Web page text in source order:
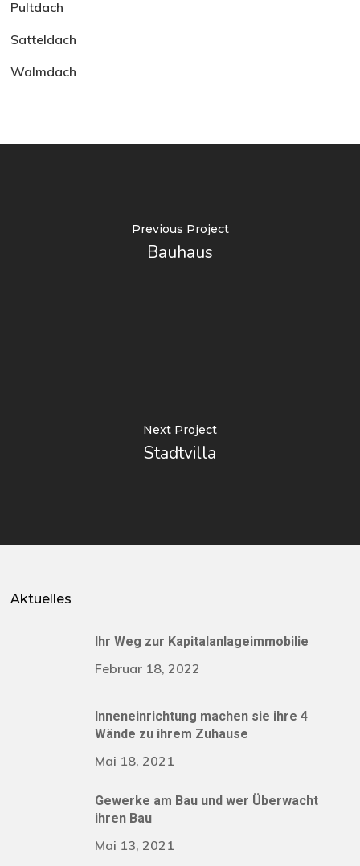
Pultdach
Satteldach
Walmdach
Previous Project
Bauhaus
Next Project
Stadtvilla
Aktuelles
Ihr Weg zur Kapitalanlageimmobilie
Februar 18, 2022
Inneneinrichtung machen sie ihre 4
Wände zu ihrem Zuhause
Mai 18, 2021
Gewerke am Bau und wer Überwacht
ihren Bau
Mai 13, 2021